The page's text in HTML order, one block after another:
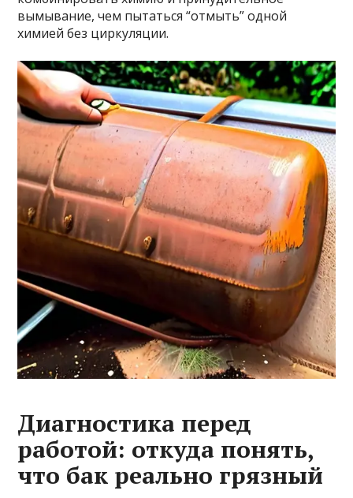
вымывание, чем пытаться “отмыть” одной
химией без циркуляции.
Диагностика перед
работой: откуда понять,
что бак реально грязный